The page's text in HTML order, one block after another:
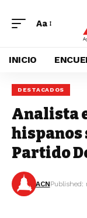
Aa
INICIO
DESTACADOS
Analista
hispanos
Partido
ACNPublished: